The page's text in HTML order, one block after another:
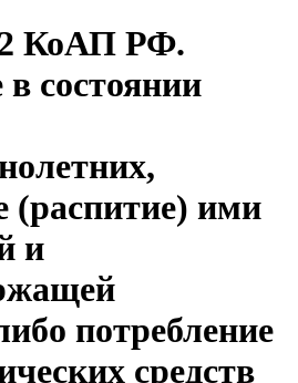
КоАП РФ.
состоянии
(распитие) ими
и
потребление
средств